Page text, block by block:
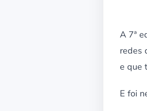
A 7ª
redes
e que
E foi